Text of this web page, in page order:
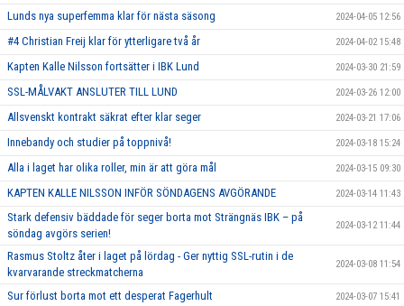
Lunds nya superfemma klar för nästa säsong 2024-04-05 12:56
#4 Christian Freij klar för ytterligare två år 2024-04-02 15:48
Kapten Kalle Nilsson fortsätter i IBK Lund 2024-03-30 21:59
SSL-MÅLVAKT ANSLUTER TILL LUND 2024-03-26 12:00
Allsvenskt kontrakt säkrat efter klar seger 2024-03-21 17:06
Innebandy och studier på toppnivå! 2024-03-18 15:24
Alla i laget har olika roller, min är att göra mål 2024-03-15 09:30
KAPTEN KALLE NILSSON INFÖR SÖNDAGENS AVGÖRANDE 2024-03-14 11:43
Stark defensiv bäddade för seger borta mot Strängnäs IBK – på
söndag avgörs serien!
2024-03-12 11:44
Rasmus Stoltz åter i laget på lördag - Ger nyttig SSL-rutin i de
kvarvarande streckmatcherna
2024-03-08 11:54
Sur förlust borta mot ett desperat Fagerhult 2024-03-07 15:41